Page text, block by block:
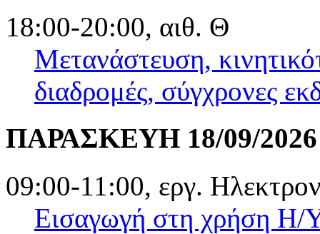
18:00-20:00, αιθ. Θ
Μετανάστευση,
διαδρομές, σύγχρονες
ΠΑΡΑΣΚΕΥΗ 18/09/2026
09:00-11:00, εργ.
Εισαγωγή στη χρήση Η/